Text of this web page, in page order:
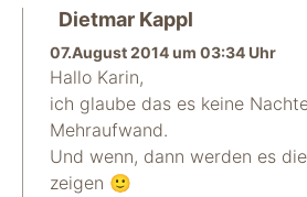
Dietmar Kappl
07.August 2014 um 03:34 Uhr
Hallo Karin,
ich glaube das es keine
Mehraufwand.
Und wenn, dann werden es
zeigen 🙂